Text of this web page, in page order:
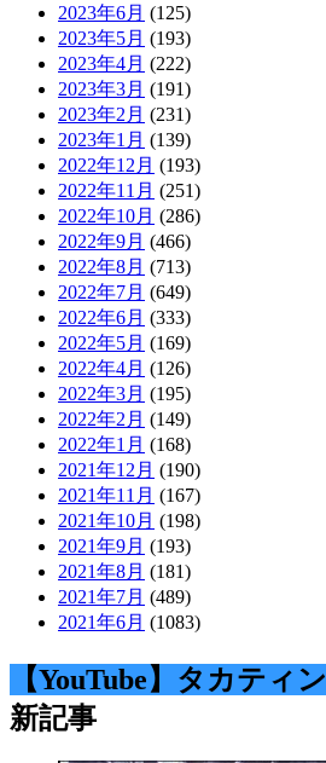
2023年6月 (125)
2023年5月 (193)
2023年4月 (222)
2023年3月 (191)
2023年2月 (231)
2023年1月 (139)
2022年12月 (193)
2022年11月 (251)
2022年10月 (286)
2022年9月 (466)
2022年8月 (713)
2022年7月 (649)
2022年6月 (333)
2022年5月 (169)
2022年4月 (126)
2022年3月 (195)
2022年2月 (149)
2022年1月 (168)
2021年12月 (190)
2021年11月 (167)
2021年10月 (198)
2021年9月 (193)
2021年8月 (181)
2021年7月 (489)
2021年6月 (1083)
【YouTube】タカティン
新記事